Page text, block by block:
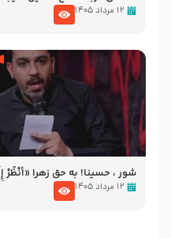
۱۲ مرداد ۱۴۰۵
شور ، حسینا! به‌ حق زهرا «أُنْظُرْ
محرّم 1405
۱۲ مرداد ۱۴۰۵